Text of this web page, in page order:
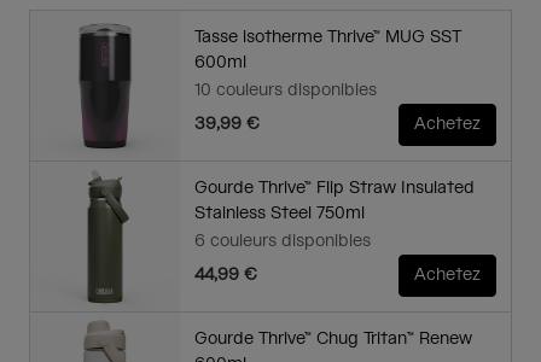
Tasse isotherme Thrive™ MUG SST
600ml
10 couleurs disponibles
39,99 €
Achetez
Gourde Thrive™ Flip Straw Insulated
Stainless Steel 750ml
6 couleurs disponibles
44,99 €
Achetez
Gourde Thrive™ Chug Tritan™ Renew